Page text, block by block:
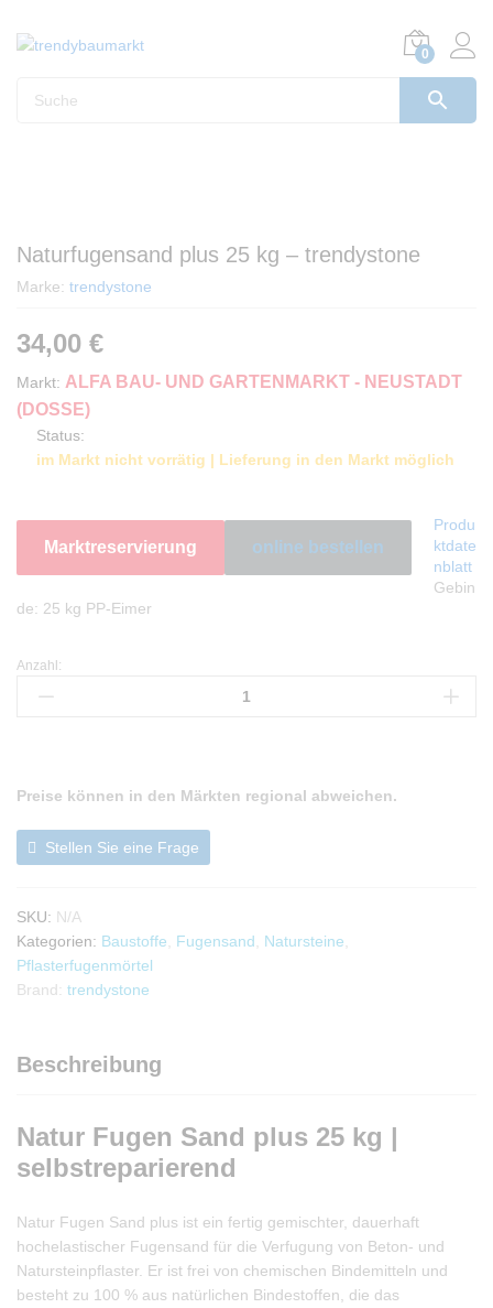
0
Naturfugensand plus 25 kg – trendystone
Marke: trendystone
34,00 €
Markt: ALFA BAU- UND GARTENMARKT - NEUSTADT
(DOSSE)
Status:
im Markt nicht vorrätig | Lieferung in den Markt möglich
Marktreservierung online bestellen
Produ
ktdate
nblatt
Gebin
de: 25 kg PP-Eimer
Naturfugensand
plus
trendystone
Anzahl:
Preise können in den Märkten regional abweichen.
Stellen Sie eine Frage
SKU: N/A
Kategorien: Baustoffe Fugensand Natursteine
Pflasterfugenmörtel
Brand: trendystone
Beschreibung
Natur Fugen Sand plus 25 kg |
selbstreparierend
Natur Fugen Sand plus ist ein fertig gemischter, dauerhaft
hochelastischer Fugensand für die Verfugung von Beton- und
Natursteinpflaster. Er ist frei von chemischen Bindemitteln und
besteht zu 100 % aus natürlichen Bindestoffen, die das